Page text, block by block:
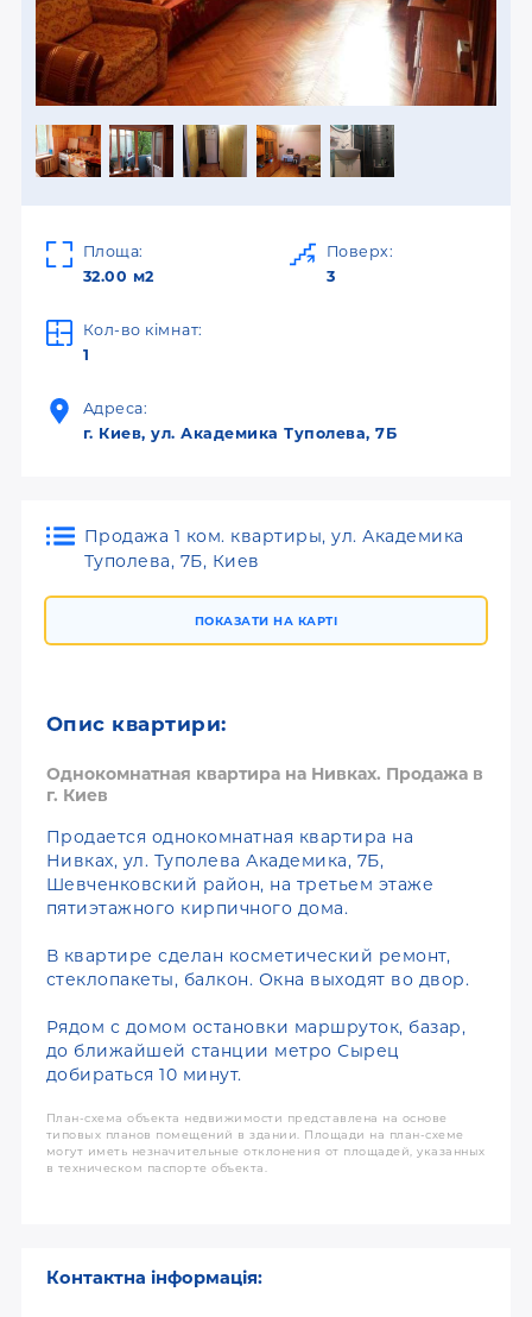
Площа:
32.00 м2
Поверх:
3
Кол-во кімнат:
1
Адреса:
г. Киев, ул. Академика Туполева, 7Б
Продажа 1 ком. квартиры, ул. Академика
Туполева, 7Б, Киев
ПОКАЗАТИ НА КАРТІ
Опис квартири:
Однокомнатная квартира на Нивках. Продажа в
г. Киев
Продается однокомнатная квартира на
Нивках, ул. Туполева Академика, 7Б,
Шевченковский район, на третьем этаже
пятиэтажного кирпичного дома.
В квартире сделан косметический ремонт,
стеклопакеты, балкон. Окна выходят во двор.
Рядом с домом остановки маршруток, базар,
до ближайшей станции метро Сырец
добираться 10 минут.
План-схема объекта недвижимости представлена на основе
типовых планов помещений в здании. Площади на план-схеме
могут иметь незначительные отклонения от площадей, указанных
в техническом паспорте объекта.
Контактна інформація: